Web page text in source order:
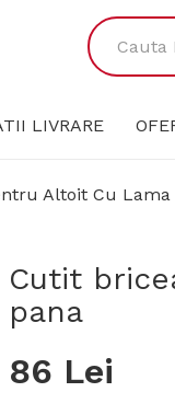
LIVRARE
Altoit Cu Lama
Cutit
pana
86 Lei